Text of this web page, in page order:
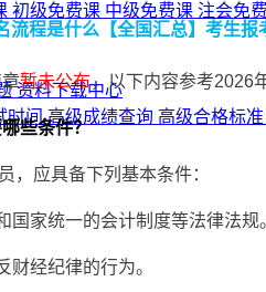
初级免费课 中级免费课 注会免
资料下载中心
时间高级成绩查询 高级合格标准
流程是什么【全国汇总】考生报
暂未公布，以下内容参考2026
些条件？
，应具备下列基本条件：
家统一的会计制度等法律法规
财经纪律的行为。